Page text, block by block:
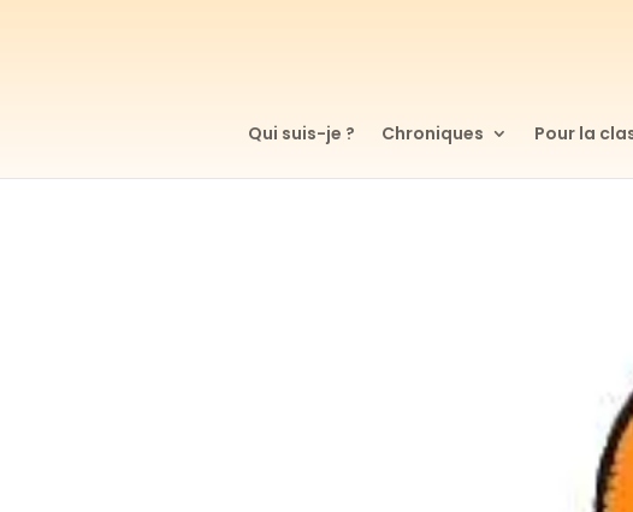
Qui suis-je ? Chroniques Pour la